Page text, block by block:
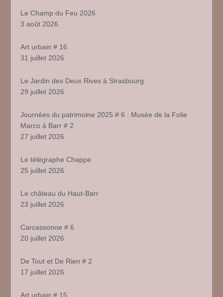
Le Champ du Feu 2026
3 août 2026
Art urbain # 16
31 juillet 2026
Le Jardin des Deux Rives à Strasbourg
29 juillet 2026
Journées du patrimoine 2025 # 6 : Musée de la Folie
Marco à Barr # 2
27 juillet 2026
Le télégraphe Chappe
25 juillet 2026
Le château du Haut-Barr
23 juillet 2026
Carcassonne # 6
20 juillet 2026
De Tout et De Rien # 2
17 juillet 2026
Art urbain # 15